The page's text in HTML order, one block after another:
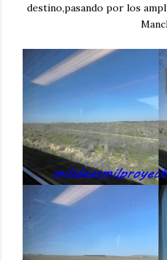
destino,pasando por los